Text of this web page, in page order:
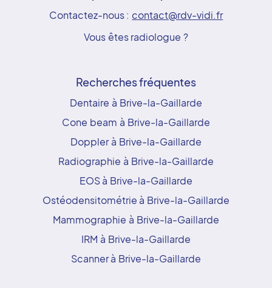
Contactez-nous : contact@rdv-vidi.fr
Vous êtes radiologue ?
Recherches fréquentes
Dentaire à Brive-la-Gaillarde
Cone beam à Brive-la-Gaillarde
Doppler à Brive-la-Gaillarde
Radiographie à Brive-la-Gaillarde
EOS à Brive-la-Gaillarde
Ostéodensitométrie à Brive-la-Gaillarde
Mammographie à Brive-la-Gaillarde
IRM à Brive-la-Gaillarde
Scanner à Brive-la-Gaillarde